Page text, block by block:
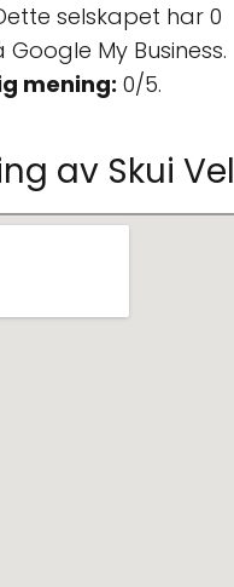
selskapet har 0
My Business.
mening: 0/5.
av Skui Vel